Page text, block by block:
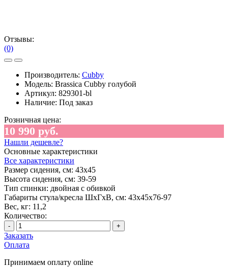
Отзывы:
(0)
Производитель: Cubby
Модель: Brassica Cubby голубой
Артикул: 829301-bl
Наличие: Под заказ
Розничная цена:
10 990 руб.
Нашли дешевле?
Основные характеристики
Все характеристики
Размер сидения, см: 43х45
Высота сидения, см: 39-59
Тип спинки: двойная с обивкой
Габариты стула/кресла ШхГхВ, см: 43х45х76-97
Вес, кг: 11,2
Количество:
- +
Заказать
Оплата
Принимаем оплату online